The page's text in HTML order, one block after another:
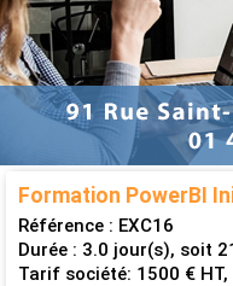
Formation PowerBI
Référence : EXC16
Durée : 3.0 jour(s), soit
Tarif société: 1500 €